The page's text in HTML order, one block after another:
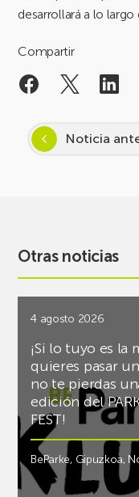
desarrollará a lo largo
Compartir
Noticia
Otras noticias
4 agosto 2026
¡Si lo tuyo es la
quieres pasar
no te pierdas
edición del
FEST!
BeParke, Gipuzkoa,